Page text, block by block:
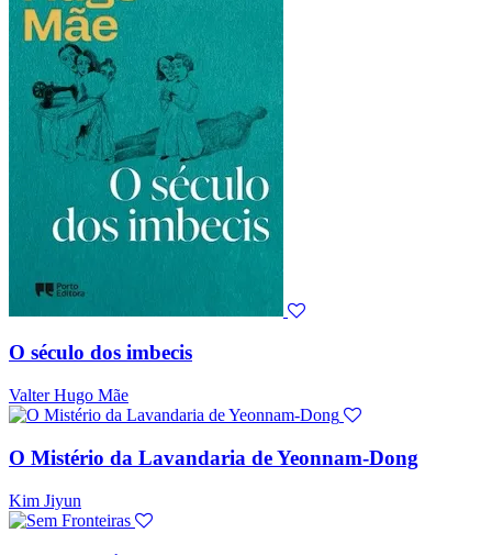
O século dos imbecis
Valter Hugo Mãe
O Mistério da Lavandaria de Yeonnam-Dong
Kim Jiyun